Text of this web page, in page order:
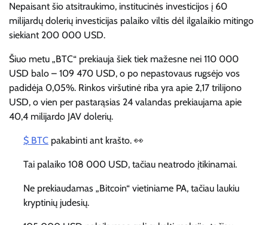
Nepaisant šio atsitraukimo, institucinės investicijos į 60
milijardų dolerių investicijas palaiko viltis dėl ilgalaikio mitingo
siekiant 200 000 USD.
Šiuo metu „BTC“ prekiauja šiek tiek mažesne nei 110 000
USD balo – 109 470 USD, o po nepastovaus rugsėjo vos
padidėja 0,05%. Rinkos viršutinė riba yra apie 2,17 trilijono
USD, o vien per pastarąsias 24 valandas prekiaujama apie
40,4 milijardo JAV dolerių.
$ BTC pakabinti ant krašto. 👀
Tai palaiko 108 000 USD, tačiau neatrodo įtikinamai.
Ne prekiaudamas „Bitcoin“ vietiniame PA, tačiau laukiu
kryptinių judesių.